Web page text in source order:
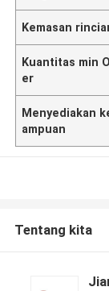
Kemasan
Kuantitas min
er
Menyediakan
ampuan
Tentang kita